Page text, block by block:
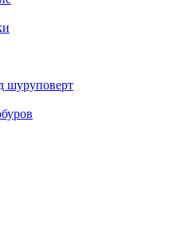
шуруповерт